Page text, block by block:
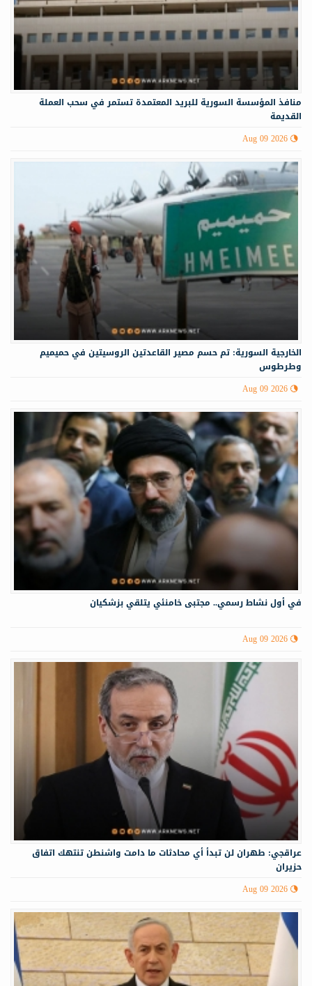
منافذ المؤسسة السورية للبريد المعتمدة تستمر في سحب العملة
القديمة
Aug 09 2026
الخارجية السورية: تم حسم مصير القاعدتين الروسيتين في حميميم
وطرطوس
Aug 09 2026
في أول نشاط رسمي.. مجتبى خامنئي يتلقي بزشكيان
Aug 09 2026
عراقجي: طهران لن تبدأ أي محادثات ما دامت واشنطن تنتهك اتفاق
حزيران
Aug 09 2026